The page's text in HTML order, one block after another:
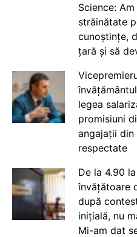
Science:
străinătate
cunoștințe,
țară și să
legea
promisiuni
angajații
respectate
De la 4.90
învățătoare
după
inițială, nu
Mi-am dat